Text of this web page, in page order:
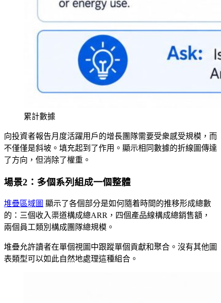
累計數據
向投資者報告月度活躍用戶的增長團隊需要受衆感受規模，而
不僅僅是斜坡。填充起到了作用。顯示相同數據的折線圖傳達
了方向，但消除了權重。
場景2：多個系列組成一個整體
堆疊區域圖 顯示了各個部分是如何隨着時間的推移形成總數
的：三個收入渠道構成總ARR，四個產品線構成總銷售額，
兩個員工類別構成團隊總規模。
堆疊允許讀者在單個視圖中跟蹤單個貢獻和聚合。沒有其他圖
表類型可以如此自然地處理這種組合。